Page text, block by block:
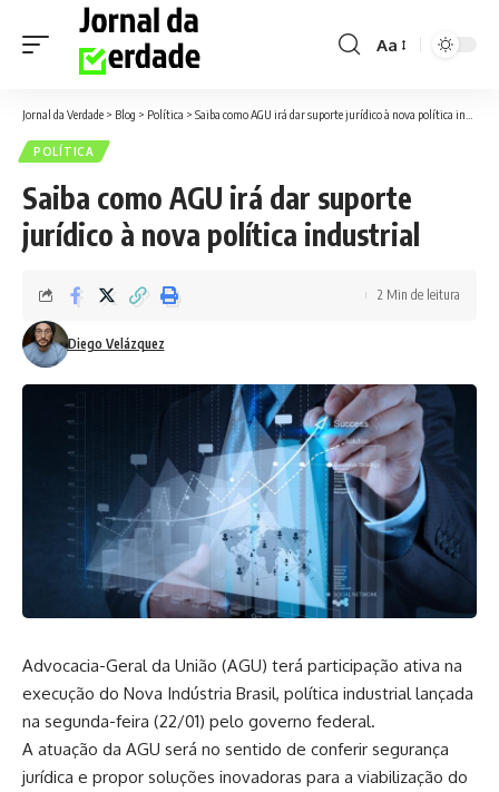
Font
Aa
Jornal da Verdade > Blog > Política > Saiba como AGU irá dar suporte jurídico à nova política industrial
POLÍTICA
Saiba como AGU irá dar suporte
jurídico à nova política industrial
Diego Velázquez
2 Min de leitura
Advocacia-Geral da União (AGU) terá participação ativa na
execução do Nova Indústria Brasil, política industrial lançada
na segunda-feira (22/01) pelo governo federal.
A atuação da AGU será no sentido de conferir segurança
jurídica e propor soluções inovadoras para a viabilização do